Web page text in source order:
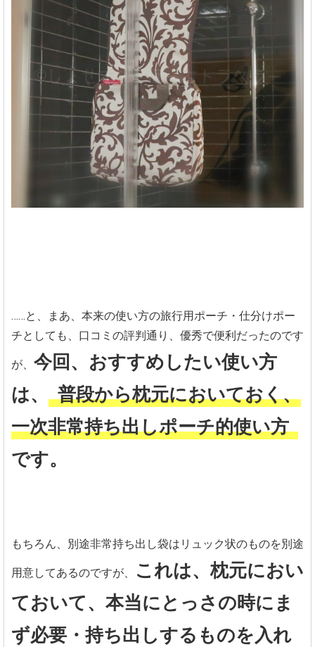
……と、まあ、本来の使い方の旅行用ポーチ・仕分けポー
チとしても、口コミの評判通り、優秀で便利だったのです
が、 今回、おすすめしたい使い方
は、
普段から枕元においておく、
一次非常持ち出しポーチ的使い方
です。
もちろん、別途非常持ち出し袋はリュック状のものを別途
用意してあるのですが、
これは、枕元におい
ておいて、本当にとっさの時にま
ず必要・持ち出しするものを入れ